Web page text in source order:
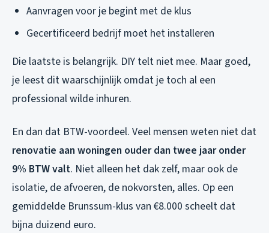
Aanvragen voor je begint met de klus
Gecertificeerd bedrijf moet het installeren
Die laatste is belangrijk. DIY telt niet mee. Maar goed,
je leest dit waarschijnlijk omdat je toch al een
professional wilde inhuren.
En dan dat BTW-voordeel. Veel mensen weten niet dat
renovatie aan woningen ouder dan twee jaar onder
9% BTW valt. Niet alleen het dak zelf, maar ook de
isolatie, de afvoeren, de nokvorsten, alles. Op een
gemiddelde Brunssum-klus van €8.000 scheelt dat
bijna duizend euro.